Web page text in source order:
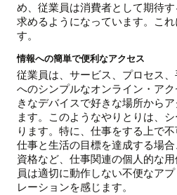
め、従業員は消費者として期待
求めるようになっています。こ
す。
情報への簡単で便利なアクセス
従業員は、サービス、プロセス
へのシンプルなオンライン・ア
きなデバイスで好きな場所から
ます。このようなやりとりは、
ります。特に、仕事をする上で不
仕事と生活の目標を達成する場
資格など、仕事関連の個人的な
員は適切に動作しない不便なア
レーションを感じます。